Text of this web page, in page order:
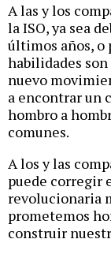
A las y los
la ISO, ya sea
últimos años, o
habilidades
nuevo
a encontrar un
hombro a
comunes.
A los y las
puede corregir
revolucionaria
prometemos
construir